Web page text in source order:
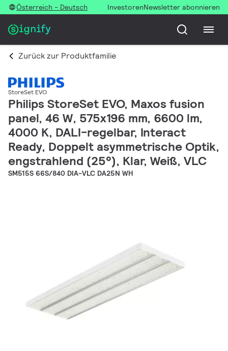
Österreich - Deutsch InvestorenNewsletter abonnieren
Zurück zur Produktfamilie
StoreSet EVO
Philips StoreSet EVO, Maxos fusion
panel, 46 W, 575x196 mm, 6600 lm,
4000 K, DALI-regelbar, Interact
Ready, Doppelt asymmetrische Optik,
engstrahlend (25°), Klar, Weiß, VLC
SM515S 66S/840 DIA-VLC DA25N WH